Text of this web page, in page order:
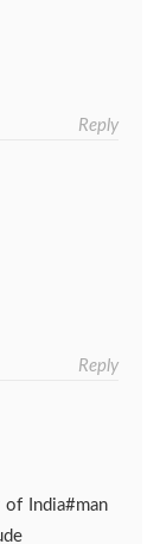
Reply
Reply
India#man